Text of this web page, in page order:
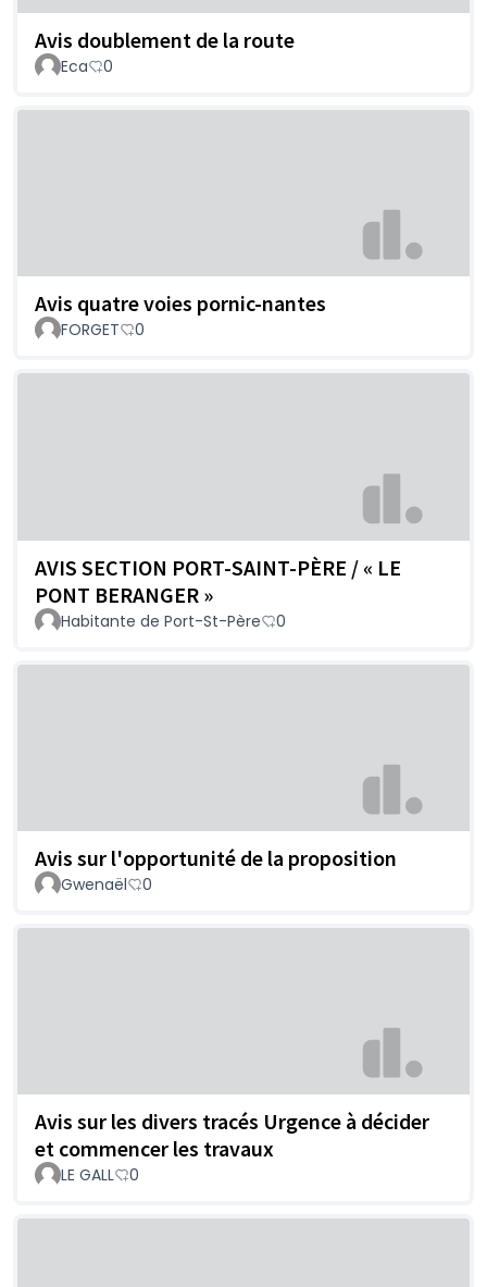
Avis doublement de la route
Eca 0
Avis quatre voies pornic-nantes
FORGET 0
AVIS SECTION PORT-SAINT-PÈRE / « LE
PONT BERANGER »
Habitante de Port-St-Père 0
Avis sur l'opportunité de la proposition
Gwenaël 0
Avis sur les divers tracés Urgence à décider
et commencer les travaux
LE GALL 0